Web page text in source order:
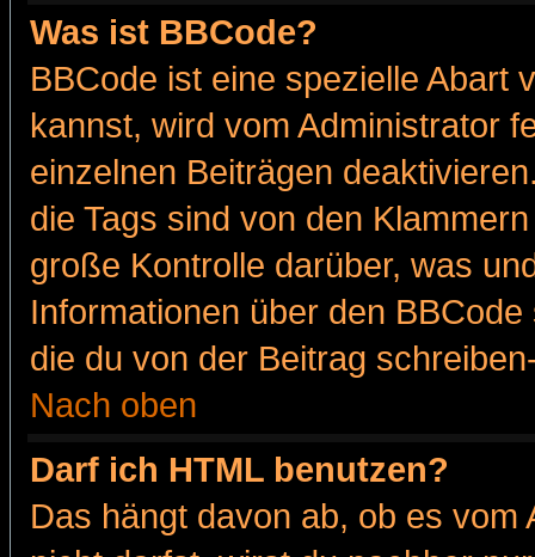
Was ist BBCode?
BBCode ist eine spezielle Abart
kannst, wird vom Administrator
einzelnen Beiträgen
die Tags sind von den
große Kontrolle darüber, was
Informationen über den
die du von der Beitrag
Nach oben
Darf ich HTML benutzen?
Das hängt davon ab, ob es